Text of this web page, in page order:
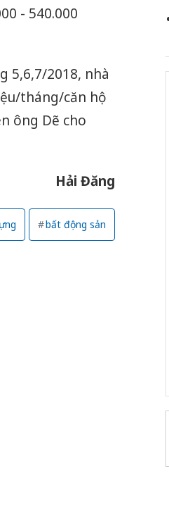
- 540.000
5,6,7/2018, nhà
tháng/căn hộ
ông Dẽ cho
Hải Đăng
bất động sản
bán yến sào giả
Thanh Hóa: Tìm bị
hại trong vụ án buôn
bán bình sữa